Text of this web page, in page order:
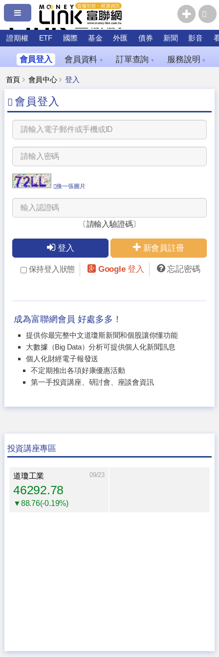
證期權 ETF 國際 基金 外匯 債券 新聞 影音
會員登入 會員資料 ▼ 訂單查詢 ▼ 服務說明 ▼
首頁 會員中心 登入
會員登入
換一張圖片
〔請輸入驗證碼〕
登入 新會員註冊
保持登入狀態 Google 登入 忘記密碼
成為富聯網會員 好處多多！
提供你最完整中文道瓊斯新聞和個股讓你懂功能
大數據（Big Data）分析可提供個人化新聞訊息
個人化財經電子報發送
不定期推出各項好康優惠活動
第一手投資講座、研討會、座談會資訊
投資講座專區
道瓊工業 09/23
46292.78
▼88.76(-0.19%)